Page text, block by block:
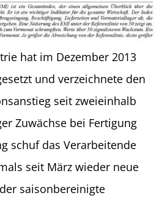
hat im Dezember 2013
und verzeichnete den
seit zweieinhalb
Zuwächse bei Fertigung
schuf das Verarbeitende
seit März wieder neue
saisonbereinigte